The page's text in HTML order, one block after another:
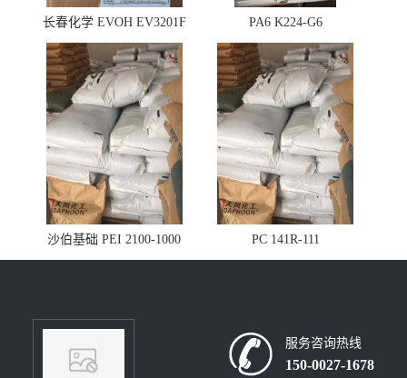
长春化学 EVOH EV3201F PA6 K224-G6
沙伯基础 PEI 2100-1000 PC 141R-111
服务咨询热线
150-0027-1678